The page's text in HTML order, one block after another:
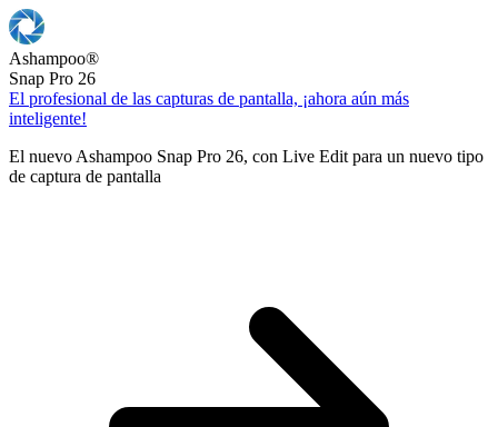
Ashampoo®
Snap Pro 26
El profesional de las capturas de pantalla, ¡ahora aún más
inteligente!
El nuevo Ashampoo Snap Pro 26, con Live Edit para un nuevo tipo
de captura de pantalla